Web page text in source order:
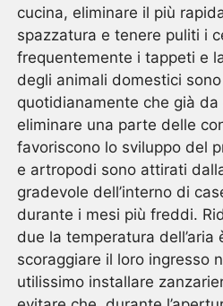
cucina, eliminare il più
spazzatura e tenere puliti i
frequentemente i tappeti e
degli animali domestici
quotidianamente che già da
eliminare una parte delle
favoriscono lo sviluppo del
e artropodi sono attirati
gradevole dell’interno di
durante i mesi più freddi.
due la temperatura dell’aria
scoraggiare il loro ingresso
utilissimo installare